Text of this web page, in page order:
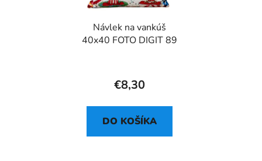
Návlek na vankúš
40x40 FOTO DIGIT 89
€8,30
DO KOŠÍKA